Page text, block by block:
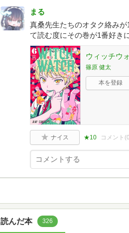
まる
真桑先生たちのオタク絡み
て読む度にその巻が1番好き
ウィッチウ
篠原 健太
本を登録
ナイス ★10 コメント(0
読んだ本 326